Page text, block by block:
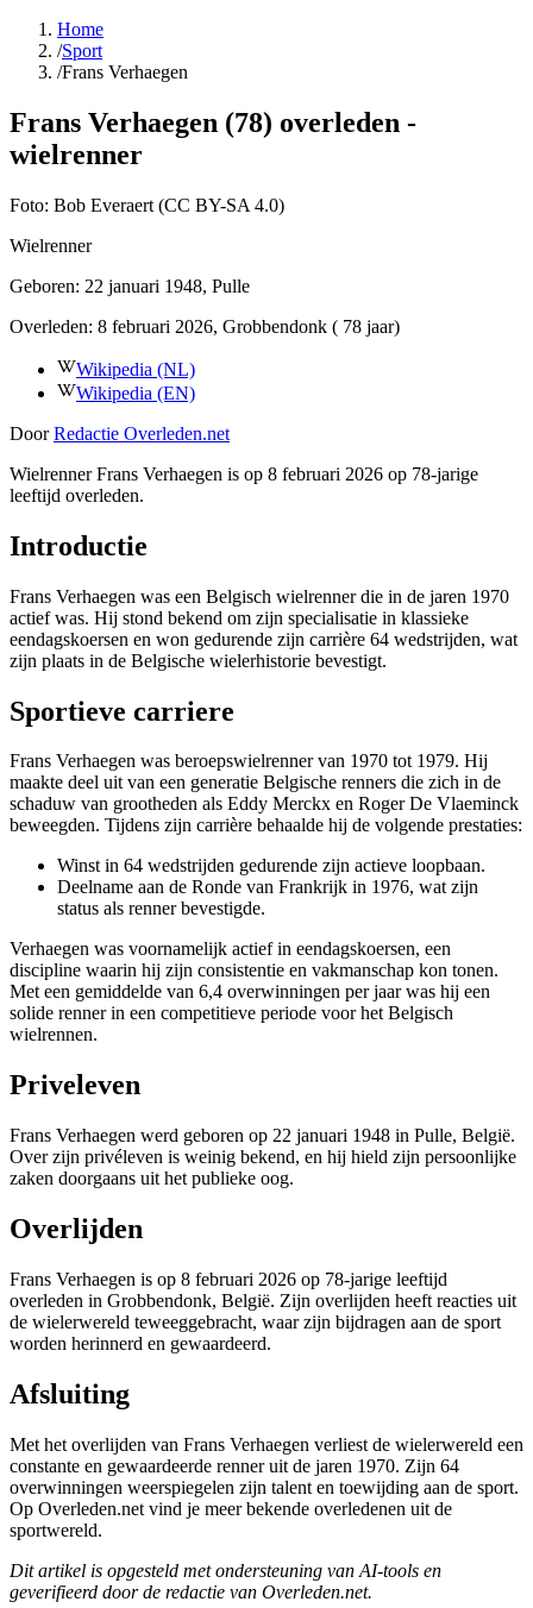
Home
/Sport
/Frans Verhaegen
Frans Verhaegen (78) overleden -
wielrenner
Foto: Bob Everaert (CC BY-SA 4.0)
Wielrenner
Geboren: 22 januari 1948, Pulle
Overleden: 8 februari 2026, Grobbendonk ( 78 jaar)
Wikipedia (NL)
Wikipedia (EN)
Door Redactie Overleden.net
Wielrenner Frans Verhaegen is op 8 februari 2026 op 78-jarige
leeftijd overleden.
Introductie
Frans Verhaegen was een Belgisch wielrenner die in de jaren 1970
actief was. Hij stond bekend om zijn specialisatie in klassieke
eendagskoersen en won gedurende zijn carrière 64 wedstrijden, wat
zijn plaats in de Belgische wielerhistorie bevestigt.
Sportieve carriere
Frans Verhaegen was beroepswielrenner van 1970 tot 1979. Hij
maakte deel uit van een generatie Belgische renners die zich in de
schaduw van grootheden als Eddy Merckx en Roger De Vlaeminck
beweegden. Tijdens zijn carrière behaalde hij de volgende prestaties:
Winst in 64 wedstrijden gedurende zijn actieve loopbaan.
Deelname aan de Ronde van Frankrijk in 1976, wat zijn
status als renner bevestigde.
Verhaegen was voornamelijk actief in eendagskoersen, een
discipline waarin hij zijn consistentie en vakmanschap kon tonen.
Met een gemiddelde van 6,4 overwinningen per jaar was hij een
solide renner in een competitieve periode voor het Belgisch
wielrennen.
Priveleven
Frans Verhaegen werd geboren op 22 januari 1948 in Pulle, België.
Over zijn privéleven is weinig bekend, en hij hield zijn persoonlijke
zaken doorgaans uit het publieke oog.
Overlijden
Frans Verhaegen is op 8 februari 2026 op 78-jarige leeftijd
overleden in Grobbendonk, België. Zijn overlijden heeft reacties uit
de wielerwereld teweeggebracht, waar zijn bijdragen aan de sport
worden herinnerd en gewaardeerd.
Afsluiting
Met het overlijden van Frans Verhaegen verliest de wielerwereld een
constante en gewaardeerde renner uit de jaren 1970. Zijn 64
overwinningen weerspiegelen zijn talent en toewijding aan de sport.
Op Overleden.net vind je meer bekende overledenen uit de
sportwereld.
Dit artikel is opgesteld met ondersteuning van AI-tools en
geverifieerd door de redactie van Overleden.net.